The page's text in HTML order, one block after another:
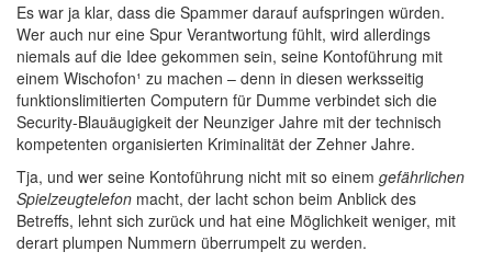
Es war ja klar, dass die Spammer darauf aufspringen würden.
Wer auch nur eine Spur Verantwortung fühlt, wird allerdings
niemals auf die Idee gekommen sein, seine Kontoführung mit
einem Wischofon¹ zu machen – denn in diesen werksseitig
funktionslimitierten Computern für Dumme verbindet sich die
Security-Blauäugigkeit der Neunziger Jahre mit der technisch
kompetenten organisierten Kriminalität der Zehner Jahre.
Tja, und wer seine Kontoführung nicht mit so einem gefährlichen
Spielzeugtelefon macht, der lacht schon beim Anblick des
Betreffs, lehnt sich zurück und hat eine Möglichkeit weniger, mit
derart plumpen Nummern überrumpelt zu werden.